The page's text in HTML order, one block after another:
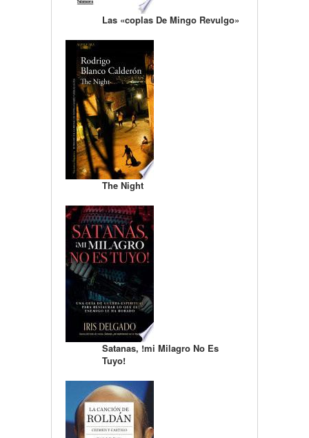
Las «coplas De Mingo Revulgo»
The Night
Satanas, !mi Milagro No Es
Tuyo!